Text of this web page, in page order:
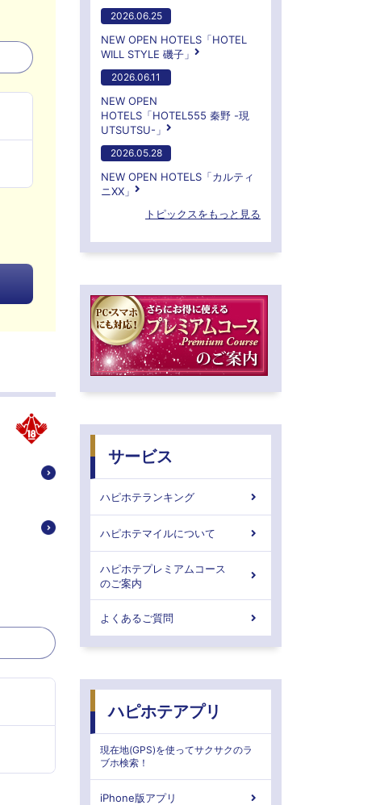
2026.06.25
NEW OPEN HOTELS「HOTEL
WILL STYLE 磯子」
2026.06.11
NEW OPEN
HOTELS「HOTEL555 秦野 -現
UTSUTSU-」
2026.05.28
NEW OPEN HOTELS「カルティ
ニXX」
トピックスをもっと見る
サービス
ハピホテランキング
ハピホテマイルについて
ハピホテプレミアムコース
のご案内
よくあるご質問
ハピホテアプリ
現在地(GPS)を使ってサクサクのラ
ブホ検索！
iPhone版アプリ